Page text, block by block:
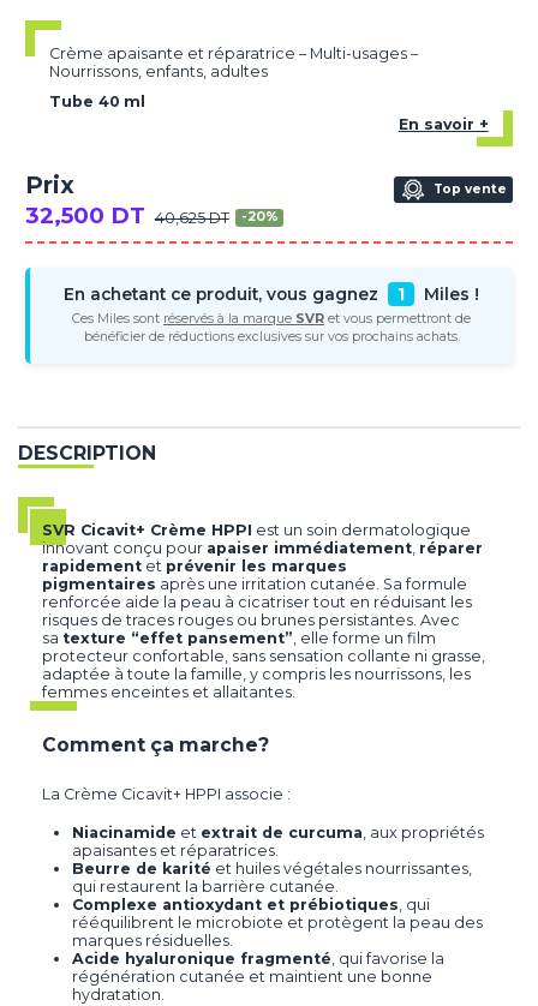
Crème apaisante et réparatrice – Multi-usages –
Nourrissons, enfants, adultes
Tube 40 ml
En savoir +
Prix
32,500 DT 40,625 DT -20%
Top vente
En achetant ce produit, vous gagnez 1 Miles !
Ces Miles sont réservés à la marque SVR et vous permettront de
bénéficier de réductions exclusives sur vos prochains achats.
DESCRIPTION
SVR Cicavit+ Crème HPPI est un soin dermatologique
innovant conçu pour apaiser immédiatement réparer
rapidement et prévenir les marques
pigmentaires après une irritation cutanée. Sa formule
renforcée aide la peau à cicatriser tout en réduisant les
risques de traces rouges ou brunes persistantes. Avec
sa texture “effet pansement” , elle forme un film
protecteur confortable, sans sensation collante ni grasse,
adaptée à toute la famille, y compris les nourrissons, les
femmes enceintes et allaitantes.
Comment ça marche?
La Crème Cicavit+ HPPI associe :
Niacinamide et extrait de curcuma, aux propriétés
apaisantes et réparatrices.
Beurre de karité et huiles végétales nourrissantes,
qui restaurent la barrière cutanée.
Complexe antioxydant et prébiotiques, qui
rééquilibrent le microbiote et protègent la peau des
marques résiduelles.
Acide hyaluronique fragmenté, qui favorise la
régénération cutanée et maintient une bonne
hydratation.